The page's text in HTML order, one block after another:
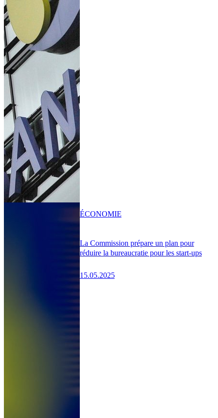
La Commission prépare un plan pour
réduire la bureaucratie pour les start-ups
15.05.2025
ÉCONOMIE